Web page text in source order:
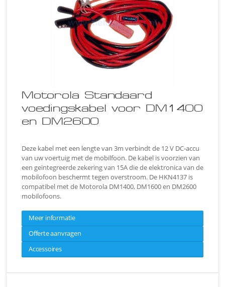
Motorola Standaard
voedingskabel voor DM1400
en DM2600
Deze kabel met een lengte van 3m verbindt de 12 V DC-accu
van uw voertuig met de mobilfoon. De kabel is voorzien van
een geïntegreerde zekering van 15A die de elektronica van de
mobilofoon beschermt tegen overstroom. De HKN4137 is
compatibel met de Motorola DM1400, DM1600 en DM2600
mobilofoons.
Meer informatie
Offerte aanvragen
Accessoires